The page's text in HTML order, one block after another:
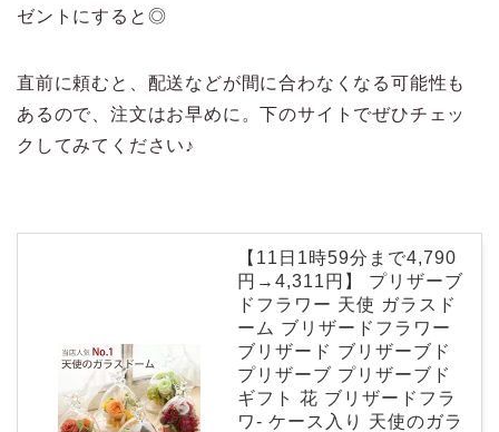
ゼントにすると◎
直前に頼むと、配送などが間に合わなくなる可能性も
あるので、注文はお早めに。下のサイトでぜひチェッ
クしてみてください♪
【11日1時59分まで4,790
円→4,311円】 プリザーブ
ドフラワー 天使 ガラスド
ーム ブリザードフラワー
ブリザード ブリザーブド
プリザーブ プリザーブド
ギフト 花 ブリザードフラ
ワ- ケース入り 天使のガラ